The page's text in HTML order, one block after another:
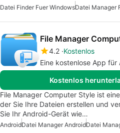
Datei Finder Fuer WindowsDatei Manager
File Manager
4.2 Kostenlos
Eine kostenlose App
Kostenlos
File Manager Computer Style ist
der Sie Ihre Dateien erstellen und
Sie Ihr Android-Gerät wie…
AndroidDatei Manager AndroidDatei